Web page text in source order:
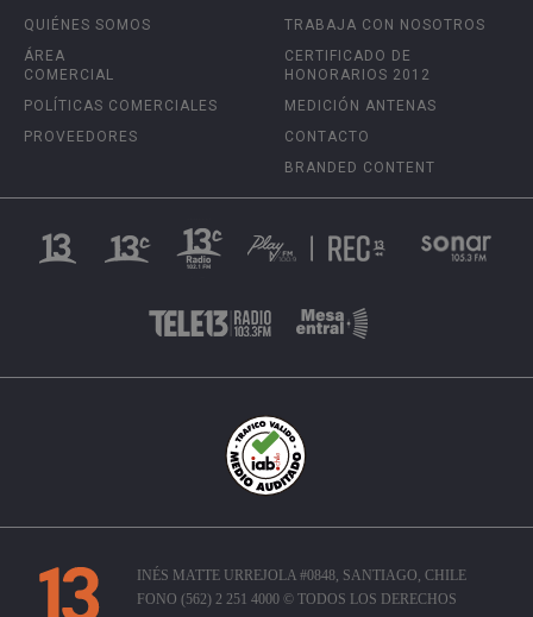
QUIÉNES SOMOS
ÁREA
COMERCIAL
POLÍTICAS COMERCIALES
PROVEEDORES
TRABAJA CON NOSOTROS
CERTIFICADO DE
HONORARIOS 2012
MEDICIÓN ANTENAS
CONTACTO
BRANDED CONTENT
INÉS MATTE URREJOLA #0848, SANTIAGO, CHILE
FONO (562) 2 251 4000 © TODOS LOS DERECHOS